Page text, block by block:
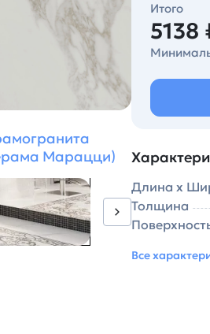
Марацци)
Итого
5138
Длина х
Толщина
Все